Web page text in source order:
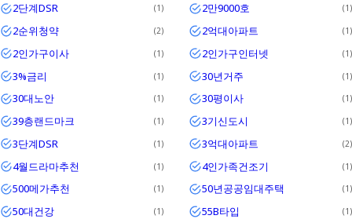
2단계DSR 1 2만9000호 1
2순위청약 2 2억대아파트 1
2인가구이사 1 2인가구인터넷 1
3%금리 1 30년거주 1
30대노안 1 30평이사 1
39층랜드마크 1 3기신도시 1
3단계DSR 1 3억대아파트 2
4월드라마추천 1 4인가족건조기 1
500메가추천 1 50년공공임대주택 1
50대건강 1 55B타입 1